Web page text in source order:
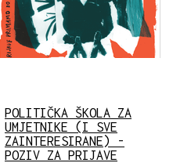
POLITIČKA ŠKOLA ZA
UMJETNIKE (I SVE
ZAINTERESIRANE) -
POZIV ZA PRIJAVE